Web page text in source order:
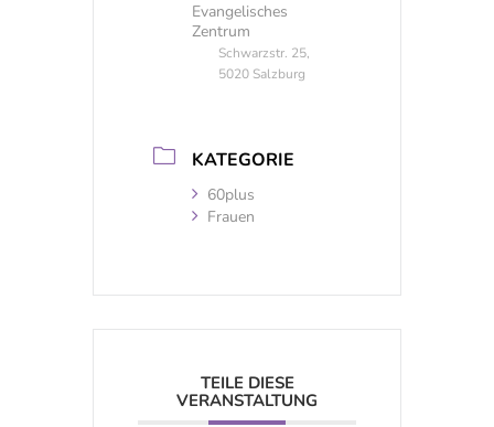
Evangelisches
Zentrum
Schwarzstr. 25,
5020 Salzburg
KATEGORIE
60plus
Frauen
TEILE DIESE
VERANSTALTUNG